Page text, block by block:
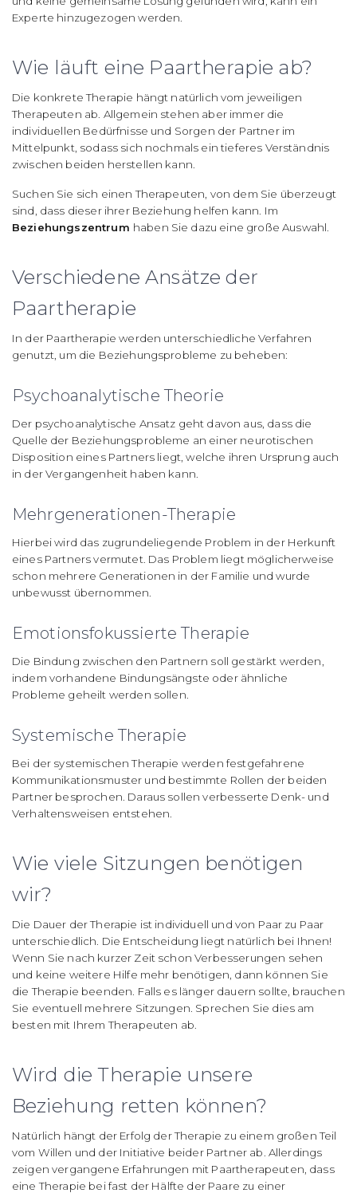
Experte hinzugezogen werden.
Wie läuft eine Paartherapie ab?
Die konkrete Therapie hängt natürlich vom jeweiligen
Therapeuten ab. Allgemein stehen aber immer die
individuellen Bedürfnisse und Sorgen der Partner im
Mittelpunkt, sodass sich nochmals ein tieferes Verständnis
zwischen beiden herstellen kann.
Suchen Sie sich einen Therapeuten, von dem Sie überzeugt
sind, dass dieser ihrer Beziehung helfen kann. Im
Beziehungszentrum haben Sie dazu eine große Auswahl.
Verschiedene Ansätze der
Paartherapie
In der Paartherapie werden unterschiedliche Verfahren
genutzt, um die Beziehungsprobleme zu beheben:
Psychoanalytische Theorie
Der psychoanalytische Ansatz geht davon aus, dass die
Quelle der Beziehungsprobleme an einer neurotischen
Disposition eines Partners liegt, welche ihren Ursprung auch
in der Vergangenheit haben kann.
Mehrgenerationen-Therapie
Hierbei wird das zugrundeliegende Problem in der Herkunft
eines Partners vermutet. Das Problem liegt möglicherweise
schon mehrere Generationen in der Familie und wurde
unbewusst übernommen.
Emotionsfokussierte Therapie
Die Bindung zwischen den Partnern soll gestärkt werden,
indem vorhandene Bindungsängste oder ähnliche
Probleme geheilt werden sollen.
Systemische Therapie
Bei der systemischen Therapie werden festgefahrene
Kommunikationsmuster und bestimmte Rollen der beiden
Partner besprochen. Daraus sollen verbesserte Denk- und
Verhaltensweisen entstehen.
Wie viele Sitzungen benötigen
wir?
Die Dauer der Therapie ist individuell und von Paar zu Paar
unterschiedlich. Die Entscheidung liegt natürlich bei Ihnen!
Wenn Sie nach kurzer Zeit schon Verbesserungen sehen
und keine weitere Hilfe mehr benötigen, dann können Sie
die Therapie beenden. Falls es länger dauern sollte, brauchen
Sie eventuell mehrere Sitzungen. Sprechen Sie dies am
besten mit Ihrem Therapeuten ab.
Wird die Therapie unsere
Beziehung retten können?
Natürlich hängt der Erfolg der Therapie zu einem großen Teil
vom Willen und der Initiative beider Partner ab. Allerdings
zeigen vergangene Erfahrungen mit Paartherapeuten, dass
eine Therapie bei fast der Hälfte der Paare zu einer